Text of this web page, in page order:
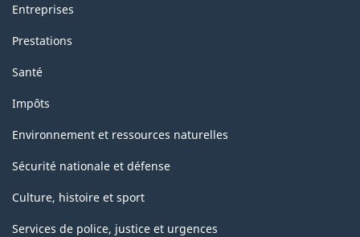
Entreprises
Prestations
Santé
Impôts
Environnement et ressources naturelles
Sécurité nationale et défense
Culture, histoire et sport
Services de police, justice et urgences